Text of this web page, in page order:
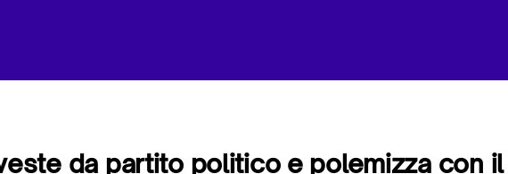
da partito politico e polemizza con il